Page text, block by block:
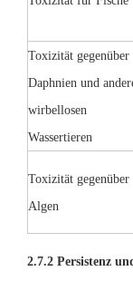
Toxizität gegenüber
Daphnien und
wirbellosen
Wassertieren
Toxizität gegenüber
Algen
2.7.2 Persistenz